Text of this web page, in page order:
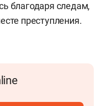
благодаря следам,
преступления.